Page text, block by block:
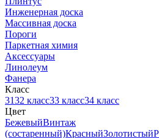
Инженерная доска
Массивная доска
Пороги
Паркетная химия
Аксессуары
Линолеум
Фанера
Класс
3132 класс33 класс34 класс
Цвет
БежевыйВинтаж
(состаренный)КрасныйЗолотистый